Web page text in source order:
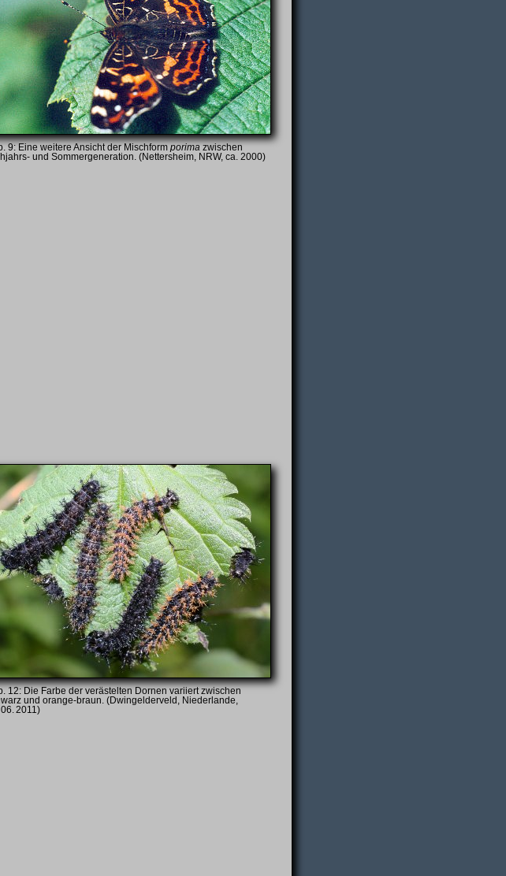
Eine weitere Ansicht der Mischform porima zwischen
und Sommergeneration. (Nettersheim, NRW, ca. 2000)
Die Farbe der verästelten Dornen variiert zwischen
und orange-braun. (Dwingelderveld, Niederlande,
2011)